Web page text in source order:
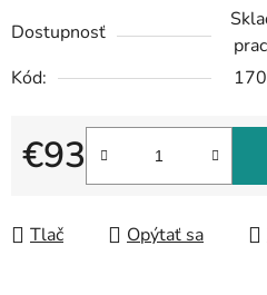
Dostupnosť
Kód:
€93
Jednotková cena:
Tlač Opýtať sa